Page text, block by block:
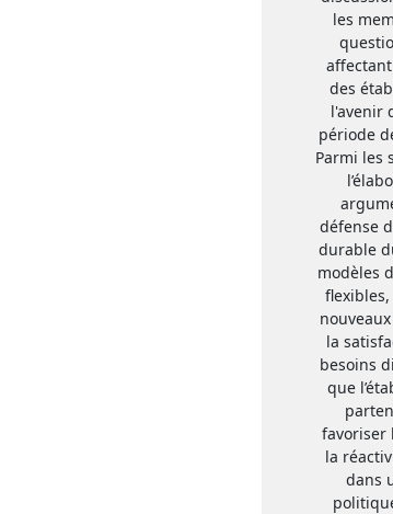
les
des
l'avenir
période
Parmi les
défense
durable
modèles
flexibles,
la
besoins
que
favoriser
la
dans